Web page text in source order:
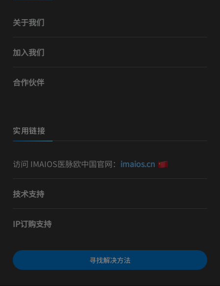
关于我们
加入我们
合作伙伴
实用链接
访问 IMAIOS医脉欧中国官网： imaios.cn
技术支持
IP订购支持
寻找解决方法